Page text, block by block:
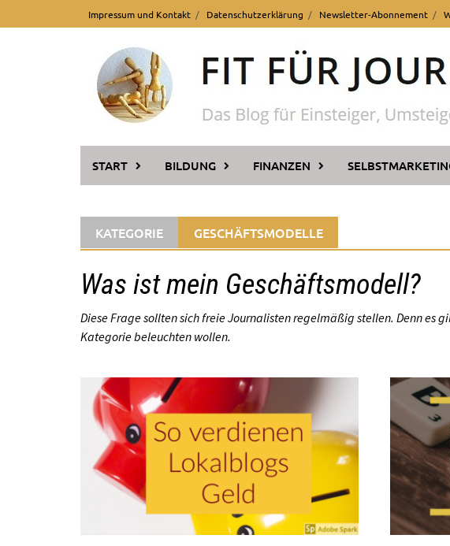
to
Impressum und Kontakt Datenschutzerklärung Newsletter-Abonnement
START BILDUNG FINANZEN
KATEGORIE GESCHÄFTSMODELLE
Was ist mein Geschäftsmodell?
Diese Frage sollten sich freie Journalisten regelmäßig stellen. Denn es
Kategorie beleuchten wollen.